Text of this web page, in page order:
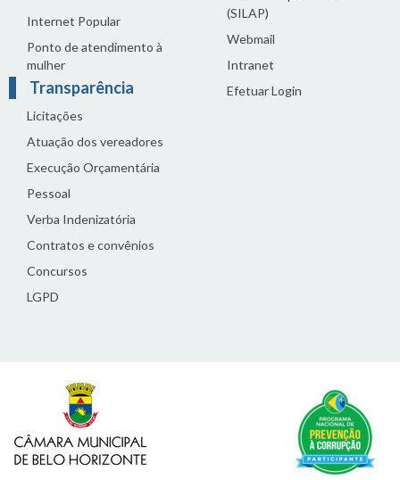
Internet Popular
Ponto de atendimento à
mulher
Transparência
Licitações
Atuação dos vereadores
Execução Orçamentária
Pessoal
Verba Indenizatória
Contratos e convênios
Concursos
LGPD
(SILAP)
Webmail
Intranet
Efetuar Login